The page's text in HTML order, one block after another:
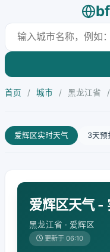
首页 / 城市 / 黑龙江省 /
爱辉区实时天气 3天预
爱辉区天气 -
黑龙江省 · 爱辉区
更新于 06:10